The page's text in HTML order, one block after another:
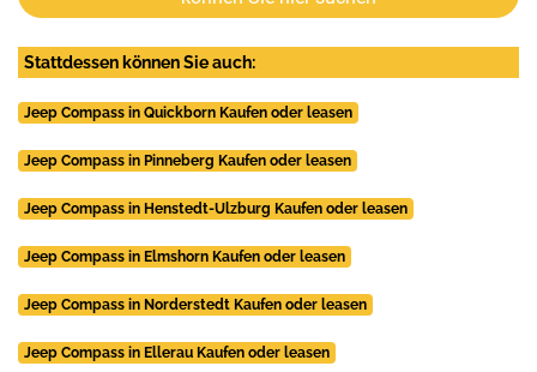
Stattdessen können Sie auch:
Jeep Compass in Quickborn Kaufen oder leasen
Jeep Compass in Pinneberg Kaufen oder leasen
Jeep Compass in Henstedt-Ulzburg Kaufen oder leasen
Jeep Compass in Elmshorn Kaufen oder leasen
Jeep Compass in Norderstedt Kaufen oder leasen
Jeep Compass in Ellerau Kaufen oder leasen